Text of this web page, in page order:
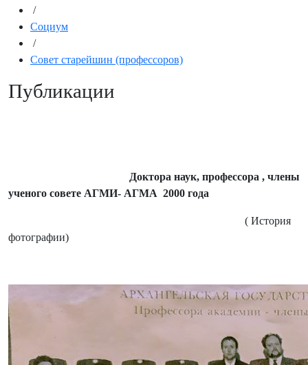
/
Социум
/
Совет старейшин (профессоров)
Публикации
Доктора наук, профессора , члены
ученого совете АГМИ- АГМА 2000 года
( История
фотографии)